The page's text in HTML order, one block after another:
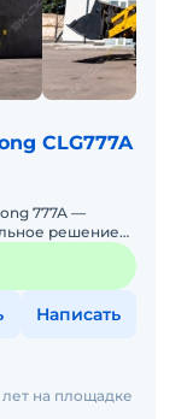
CLG777A
777А —
решение
Написать
лет на площадке